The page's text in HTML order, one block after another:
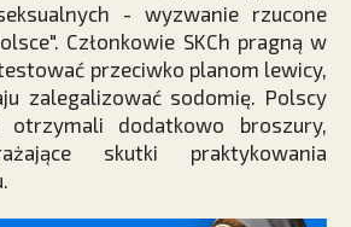
- wyzwanie rzucone
Członkowie SKCh pragną w
przeciwko planom lewicy,
zalegalizować sodomię. Polscy
otrzymali dodatkowo broszury,
skutki praktykowania